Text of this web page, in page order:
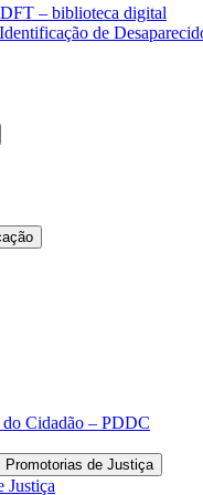
– biblioteca digital
de
Cidadão – PDDC
Promotorias de Justiça
Justiça